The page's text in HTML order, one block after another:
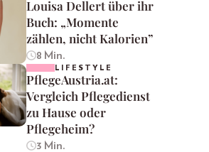
Louisa Dellert über ihr
Buch: „Momente
zählen, nicht Kalorien”
8 Min.
LIFESTYLE
PflegeAustria.at:
Vergleich Pflegedienst
zu Hause oder
Pflegeheim?
3 Min.